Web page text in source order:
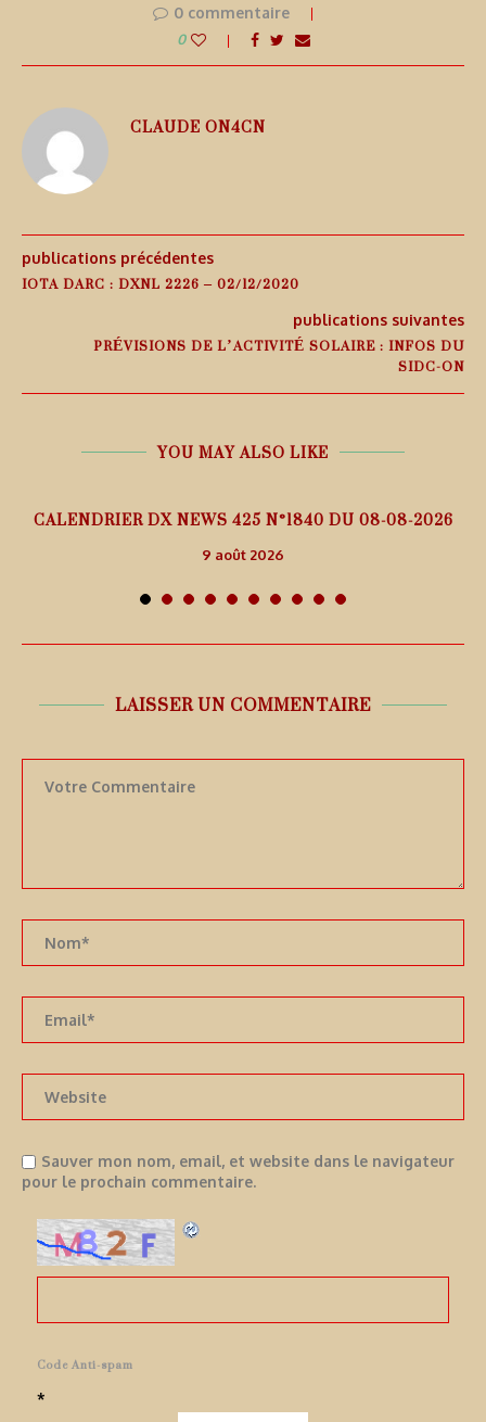
0 commentaire
0
CLAUDE ON4CN
publications précédentes
IOTA DARC : DXNL 2226 – 02/12/2020
publications suivantes
PRÉVISIONS DE L’ACTIVITÉ SOLAIRE : INFOS DU
SIDC-ON
YOU MAY ALSO LIKE
CALENDRIER DX NEWS 425 N°1840 DU 08-08-2026
9 août 2026
LAISSER UN COMMENTAIRE
Sauver mon nom, email, et website dans le navigateur
pour le prochain commentaire.
Code Anti-spam
*